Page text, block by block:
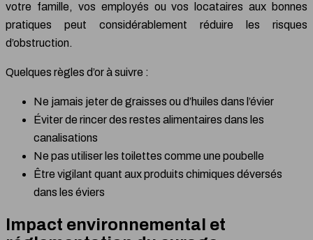
votre famille, vos employés ou vos locataires aux bonnes
pratiques peut considérablement réduire les risques
d’obstruction.
Quelques règles d’or à suivre :
Ne jamais jeter de graisses ou d’huiles dans l’évier
Éviter de rincer des restes alimentaires dans les
canalisations
Ne pas utiliser les toilettes comme une poubelle
Être vigilant quant aux produits chimiques déversés
dans les éviers
Impact environnemental et